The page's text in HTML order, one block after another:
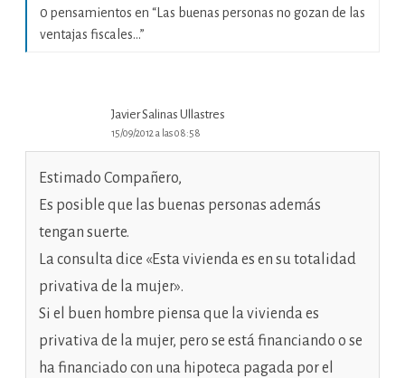
0 pensamientos en “ Las buenas personas no gozan de las
ventajas fiscales…”
Javier Salinas Ullastres
15/09/2012 a las 08:58
Estimado Compañero,
Es posible que las buenas personas además
tengan suerte.
La consulta dice «Esta vivienda es en su totalidad
privativa de la mujer».
Si el buen hombre piensa que la vivienda es
privativa de la mujer, pero se está financiando o se
ha financiado con una hipoteca pagada por el